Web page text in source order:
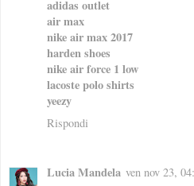
adidas outlet
air max
nike air max 2017
harden shoes
nike air force 1 low
lacoste polo shirts
yeezy
Rispondi
Lucia Mandela ven nov 23,